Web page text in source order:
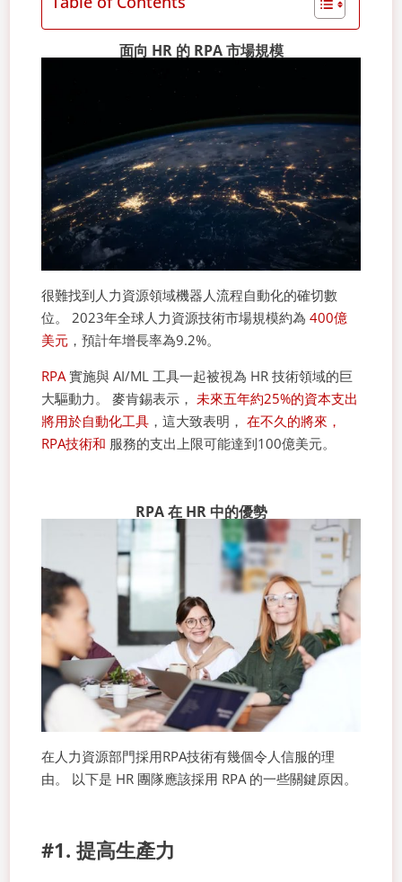
面向 HR 的 RPA 市場規模
很難找到人力資源領域機器人流程自動化的確切數
位。 2023年全球人力資源技術市場規模約為 400億
美元 ，預計年增長率為9.2%。
RPA實施與 AI/ML 工具一起被視為 HR 技術領域的巨
大驅動力。 麥肯錫表示，未來五年約25%的資本支出
將用於自動化工具 ，這大致表明，在不久的將來，
RPA技術和 服務的支出上限可能達到100億美元。
RPA 在 HR 中的優勢
在人力資源部門採用RPA技術有幾個令人信服的理
由。 以下是 HR 團隊應該採用 RPA 的一些關鍵原因。
#1. 提高生產力